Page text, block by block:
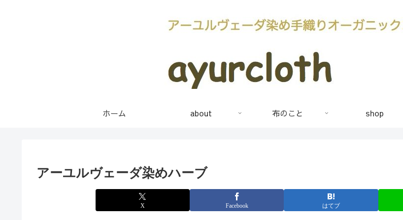
ホーム about 布のこと shop
アーユルヴェーダ染めハーブ
X Facebook はてブ